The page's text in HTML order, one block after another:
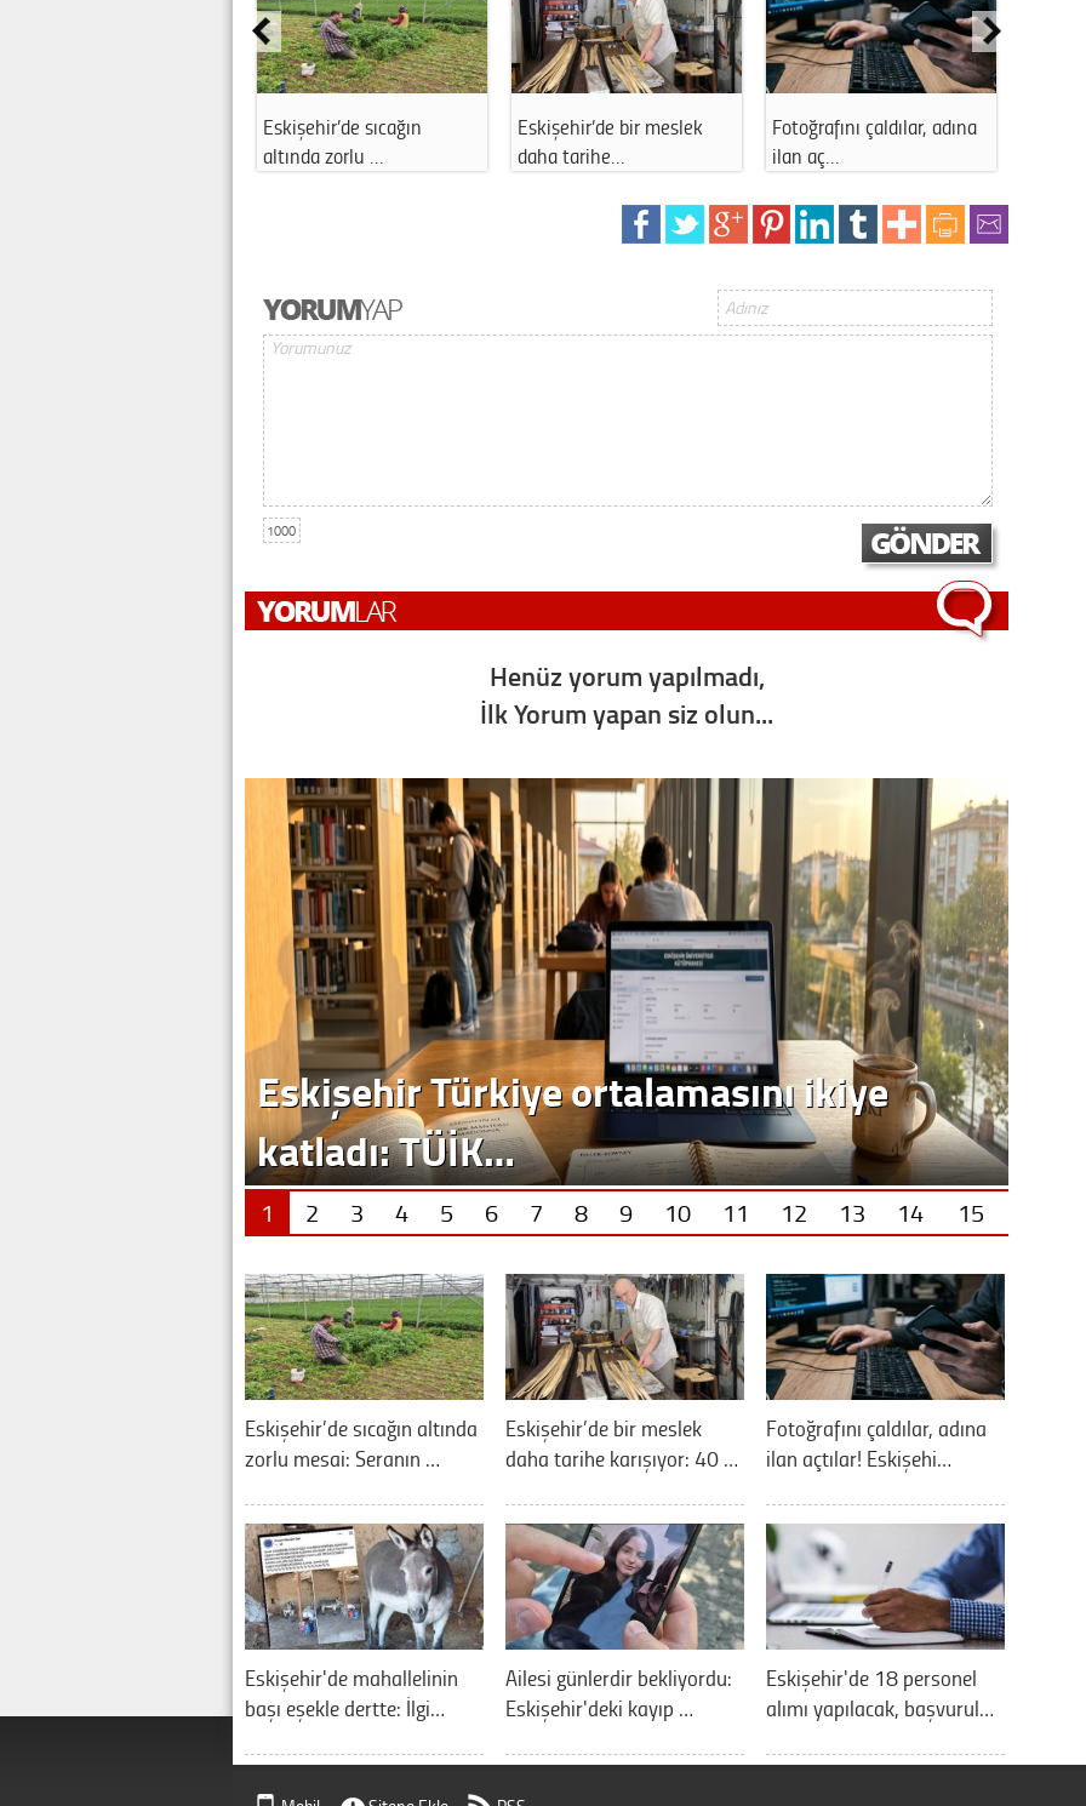
Eskişehir’de sıcağın
altında zorlu …
Eskişehir’de bir meslek
daha tarihe…
Fotoğrafını çaldılar, adına
ilan aç…
1000
Henüz yorum yapılmadı,
İlk Yorum yapan siz olun...
Eskişehir Türkiye ortalamasını ikiye
katladı: TÜİK…
1 2 3 4 5 6 7 8 9 10 11 12 13 14 15
Eskişehir’de sıcağın altında
zorlu mesai: Seranın …
Eskişehir’de bir meslek
daha tarihe karışıyor: 40 …
Fotoğrafını çaldılar, adına
ilan açtılar! Eskişehi…
Eskişehir'de mahallelinin
başı eşekle dertte: İlgi…
Ailesi günlerdir bekliyordu:
Eskişehir'deki kayıp …
Eskişehir'de 18 personel
alımı yapılacak, başvurul…